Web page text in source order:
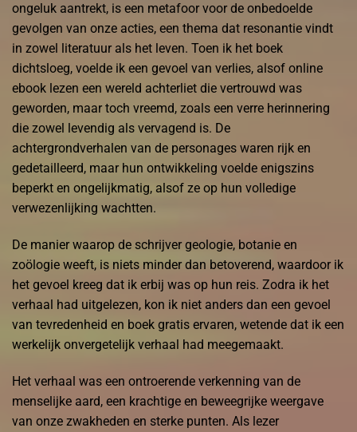
ongeluk aantrekt, is een metafoor voor de onbedoelde
gevolgen van onze acties, een thema dat resonantie vindt
in zowel literatuur als het leven. Toen ik het boek
dichtsloeg, voelde ik een gevoel van verlies, alsof online
ebook lezen een wereld achterliet die vertrouwd was
geworden, maar toch vreemd, zoals een verre herinnering
die zowel levendig als vervagend is. De
achtergrondverhalen van de personages waren rijk en
gedetailleerd, maar hun ontwikkeling voelde enigszins
beperkt en ongelijkmatig, alsof ze op hun volledige
verwezenlijking wachtten.
De manier waarop de schrijver geologie, botanie en
zoölogie weeft, is niets minder dan betoverend, waardoor ik
het gevoel kreeg dat ik erbij was op hun reis. Zodra ik het
verhaal had uitgelezen, kon ik niet anders dan een gevoel
van tevredenheid en boek gratis ervaren, wetende dat ik een
werkelijk onvergetelijk verhaal had meegemaakt.
Het verhaal was een ontroerende verkenning van de
menselijke aard, een krachtige en beweegrijke weergave
van onze zwakheden en sterke punten. Als lezer